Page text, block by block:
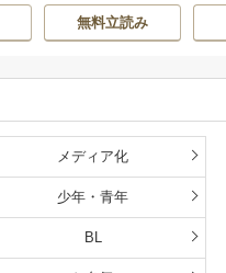
とは忘れてくださ
い
無料立読み
メディア化
少年・青年
BL